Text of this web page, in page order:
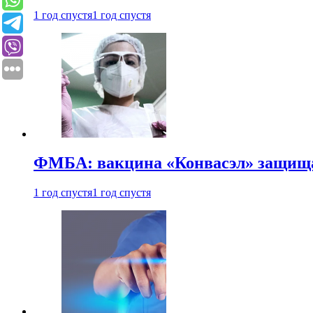
1 год спустя1 год спустя
ФМБА: вакцина «Конвасэл»
1 год спустя1 год спустя